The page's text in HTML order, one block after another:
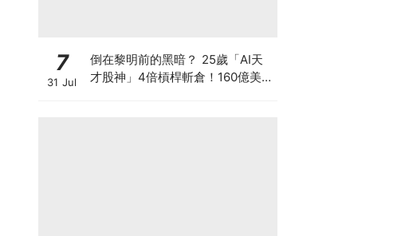
7
31 Jul
倒在黎明前的黑暗？ 25歲「AI天
才股神」4倍槓桿斬倉！160億美元